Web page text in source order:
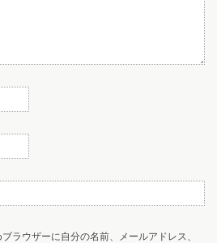
ラウザーに自分の名前、メールアドレス、